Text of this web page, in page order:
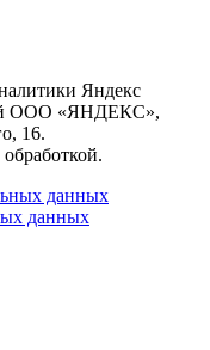
Яндекс
ООО «ЯНДЕКС»,
16.
данных
данных